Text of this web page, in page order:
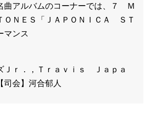
曲アルバムのコーナーでは、７ Ｍ
ＮＥＳ「ＪＡＰＯＮＩＣＡ ＳＴ
マンス
Ｊｒ．，Ｔｒａｖｉｓ Ｊａｐａ
司会】河合郁人